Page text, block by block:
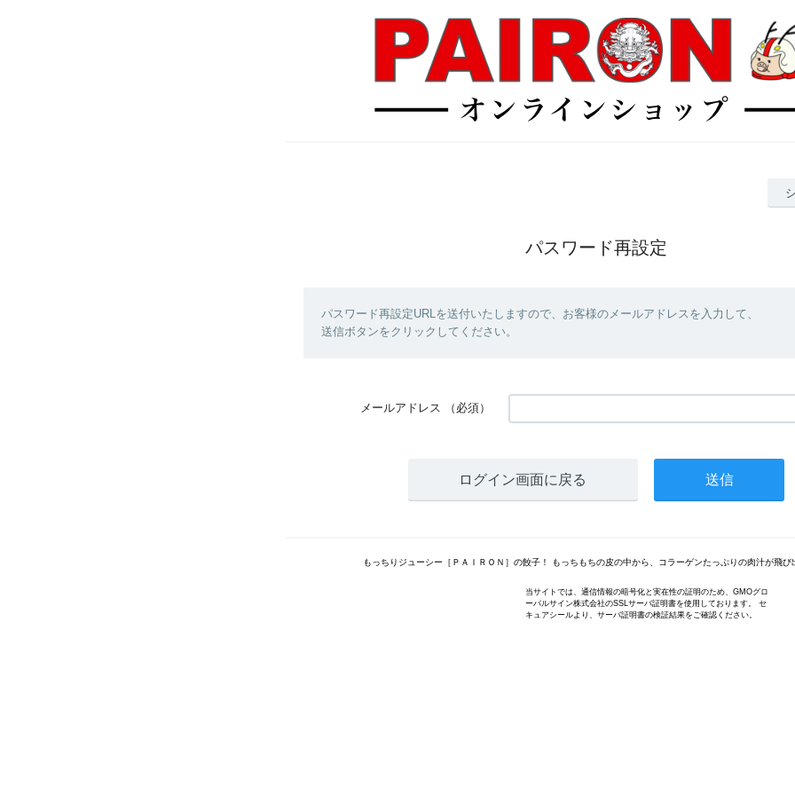
パスワード再設定
パスワード再設定URLを送付いたしますので、お客様のメールアドレスを入力して、
送信ボタンをクリックしてください。
メールアドレス （必須）
ログイン画面に戻る
もっちりジューシー［ＰＡＩＲＯＮ］の餃子！ もっちもちの皮の中から、コラーゲンたっぷりの肉汁が飛び
当サイトでは、通信情報の暗号化と実在性の証明のため、GMOグロ
ーバルサイン株式会社のSSLサーバ証明書を使用しております。 セ
キュアシールより、サーバ証明書の検証結果をご確認ください。